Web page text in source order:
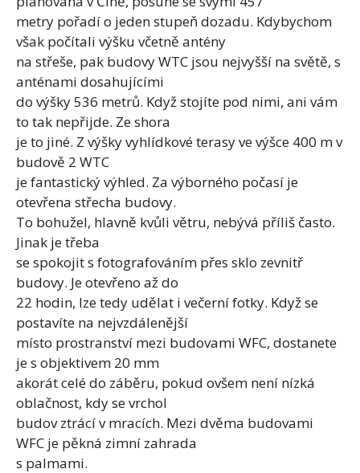
metry pořadí o jeden stupeň dozadu. Kdybychom
však počítali výšku včetně antény
na střeše, pak budovy WTC jsou nejvyšší na světě, s
anténami dosahujícími
do výšky 536 metrů. Když stojíte pod nimi, ani vám
to tak nepřijde. Ze shora
je to jiné. Z výšky vyhlídkové terasy ve výšce 400 m v
budově 2 WTC
je fantastický výhled. Za výborného počasí je
otevřena střecha budovy.
To bohužel, hlavně kvůli větru, nebývá příliš často.
Jinak je třeba
se spokojit s fotografováním přes sklo zevnitř
budovy. Je otevřeno až do
22 hodin, lze tedy udělat i večerní fotky. Když se
postavíte na nejvzdálenější
místo prostranství mezi budovami WFC, dostanete
je s objektivem 20 mm
akorát celé do záběru, pokud ovšem není nízká
oblačnost, kdy se vrchol
budov ztrácí v mracích. Mezi dvěma budovami
WFC je pěkná zimní zahrada
s palmami.